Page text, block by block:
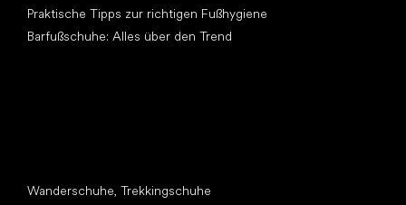
Praktische Tipps zur richtigen Fußhygiene
Barfußschuhe: Alles über den Trend
Wanderschuhe, Trekkingschuhe